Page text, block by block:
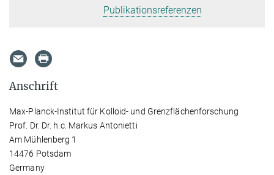
Publikationsreferenzen
Anschrift
Max-Planck-Institut für Kolloid- und Grenzflächenforschung
Prof. Dr. Dr. h.c. Markus Antonietti
Am Mühlenberg 1
14476 Potsdam
Germany